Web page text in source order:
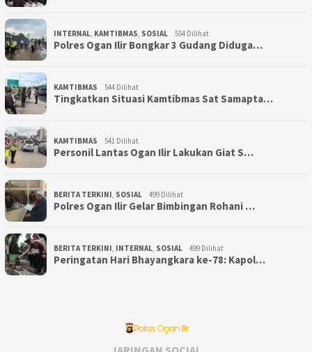
INTERNAL KAMTIBMAS SOSIAL 554 Dilihat
Polres Ogan Ilir Bongkar 3 Gudang Diduga…
KAMTIBMAS 544 Dilihat
Tingkatkan Situasi Kamtibmas Sat Samapta…
KAMTIBMAS 541 Dilihat
Personil Lantas Ogan Ilir Lakukan Giat S…
BERITA TERKINI SOSIAL 499 Dilihat
Polres Ogan Ilir Gelar Bimbingan Rohani …
BERITA TERKINI INTERNAL SOSIAL 499 Dilihat
Peringatan Hari Bhayangkara ke-78: Kapol…